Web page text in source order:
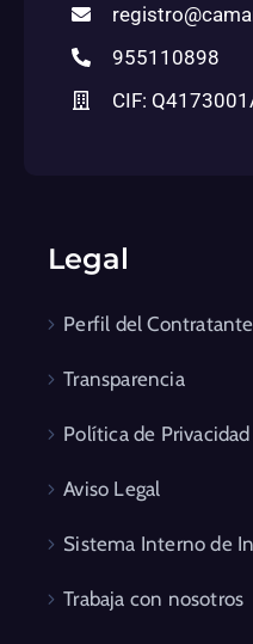
955110898
CIF:
Legal
Perfil del Contratante
Transparencia
Política de Privacidad
Aviso Legal
Sistema Interno de
Trabaja con nosotros